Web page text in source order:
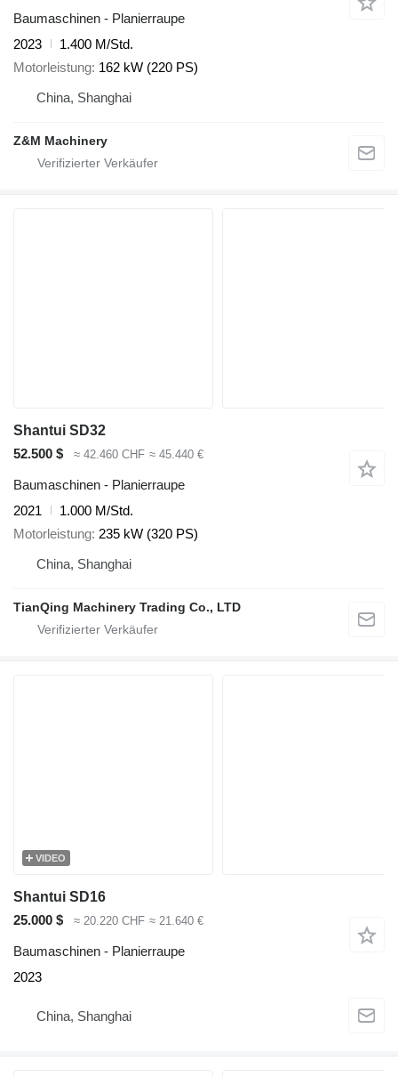
Baumaschinen - Planierraupe
2023
1.400 M/Std.
Motorleistung 162 kW (220 PS)
China, Shanghai
Z&M Machinery
Shantui SD32
52.500 $
≈ 42.460 CHF ≈ 45.440 €
Baumaschinen - Planierraupe
2021
1.000 M/Std.
Motorleistung 235 kW (320 PS)
China, Shanghai
TianQing Machinery Trading Co., LTD
VIDEO
Shantui SD16
25.000 $
≈ 20.220 CHF ≈ 21.640 €
Baumaschinen - Planierraupe
2023
China, Shanghai